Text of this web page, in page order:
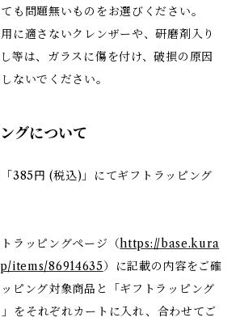
も問題無いものをお選びください。
に適さないクレンザーや、研磨剤入り
等は、ガラスに傷を付け、破損の原因
ないでください。
グについて
385円 (税込)」にてギフトラッピング
ラッピングページ（https://base.kura
items/86914635）に記載の内容をご確
ピング対象商品と「ギフトラッピング
をそれぞれカートに入れ、合わせてご